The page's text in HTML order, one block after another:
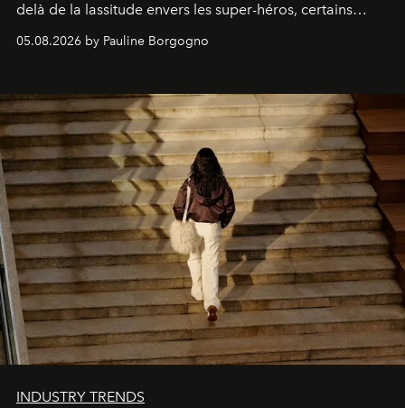
delà de la lassitude envers les super-héros, certains
personnages continuent de susciter une ferveur intacte.
05.08.2026 by Pauline Borgogno
INDUSTRY TRENDS